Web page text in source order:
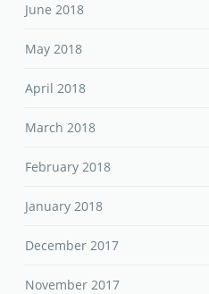
June 2018
May 2018
April 2018
March 2018
February 2018
January 2018
December 2017
November 2017